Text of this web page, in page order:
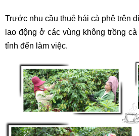
Trước nhu cầu thuê hái cà phê trên
lao động ở các vùng không trồng
tỉnh đến làm việc.